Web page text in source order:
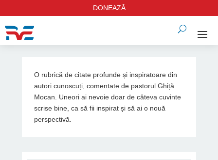
DONEAZĂ
O rubrică de citate profunde și inspiratoare din
autori cunoscuți, comentate de pastorul Ghiță
Mocan. Uneori ai nevoie doar de câteva cuvinte
scrise bine, ca să fii inspirat și să ai o nouă
perspectivă.